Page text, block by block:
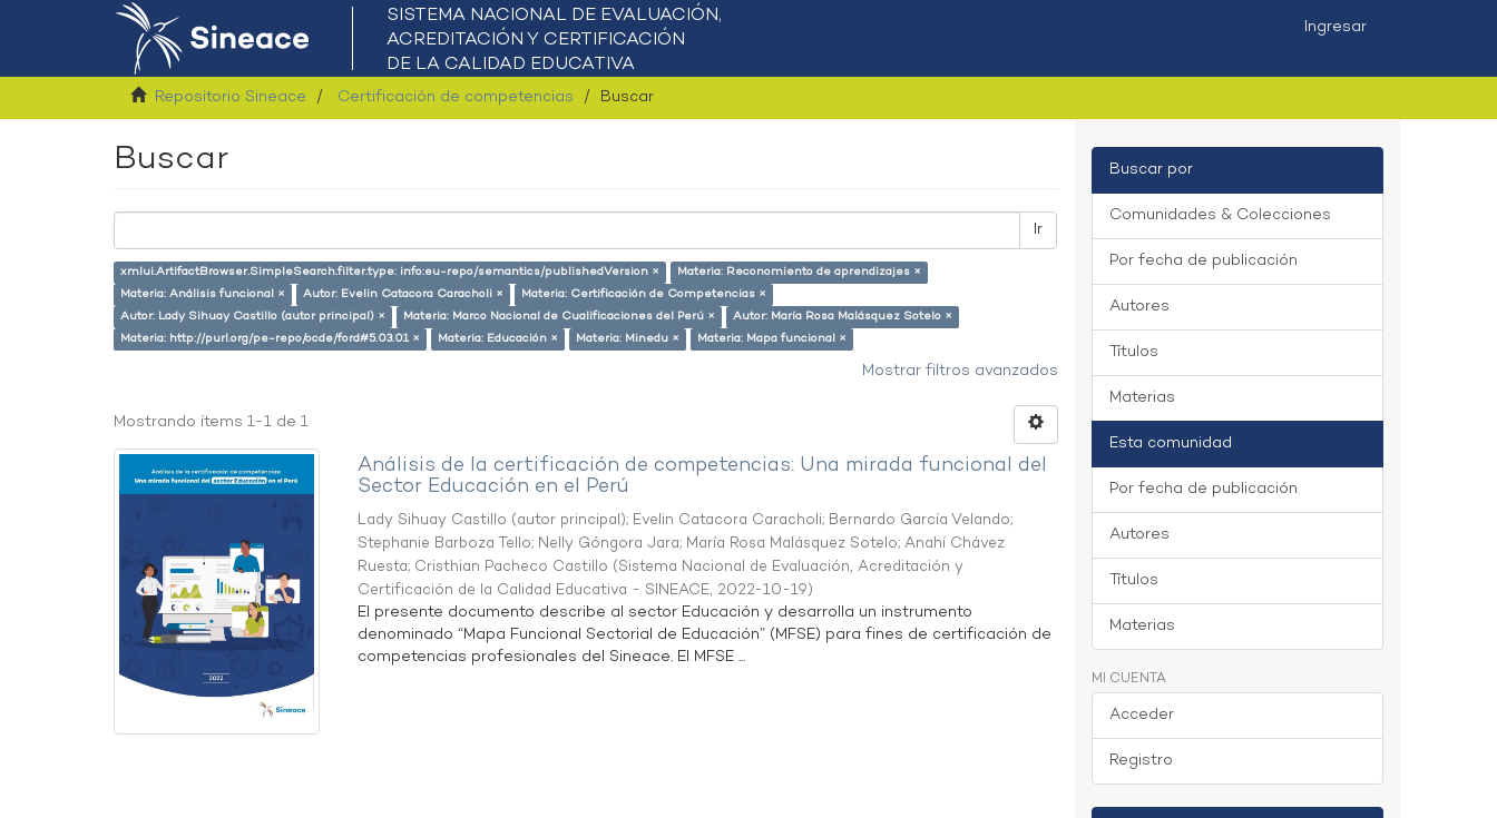
Ingresar
Repositorio Sineace Certificación de competencias Buscar
Buscar
Ir
xmlui.ArtifactBrowser.SimpleSearch.filter.type: info:eu-repo/semantics/publishedVersion ×
Materia: Reconomiento de aprendizajes ×
Materia: Análisis funcional ×
Autor: Evelin Catacora Caracholi ×
Materia: Certificación de Competencias ×
Autor: Lady Sihuay Castillo (autor principal) ×
Materia: Marco Nacional de Cualificaciones del Perú ×
Autor: María Rosa Malásquez Sotelo ×
Materia: http://purl.org/pe-repo/ocde/ford#5.03.01 ×
Materia: Educación × Materia: Minedu × Materia: Mapa funcional ×
Mostrar filtros avanzados
Mostrando ítems 1-1 de 1
Análisis de la certificación de competencias: Una mirada funcional del
Sector Educación en el Perú
Lady Sihuay Castillo (autor principal); Evelin Catacora Caracholi; Bernardo García Velando;
Stephanie Barboza Tello; Nelly Góngora Jara; María Rosa Malásquez Sotelo;Anahí Chávez
Ruesta; Cristhian Pacheco Castillo (Sistema Nacional de Evaluación, Acreditación y
Certificación de la Calidad Educativa - SINEACE, 2022-10-19)
El presente documento describe al sector Educación y desarrolla un instrumento
denominado “Mapa Funcional Sectorial de Educación” (MFSE) para fines de certificación de
competencias profesionales del Sineace. El MFSE ...
Buscar por
Comunidades & Colecciones
Por fecha de publicación
Autores
Títulos
Materias
Esta comunidad
Por fecha de publicación
Autores
Títulos
Materias
MI CUENTA
Acceder
Registro